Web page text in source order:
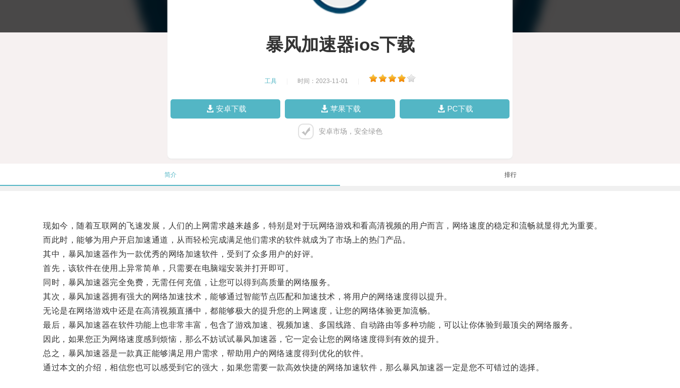
暴风加速器ios下载
工具 时间：2023-11-01
安卓下载 苹果下载 PC下载
安卓市场，安全绿色
简介 排行
现如今，随着互联网的飞速发展，人们的上网需求越来越多，特别是对于玩网络游戏和看高清视频的用户而言，网络速度的稳定和流畅就显得尤为重要。
而此时，能够为用户开启加速通道，从而轻松完成满足他们需求的软件就成为了市场上的热门产品。
其中，暴风加速器作为一款优秀的网络加速软件，受到了众多用户的好评。
首先，该软件在使用上异常简单，只需要在电脑端安装并打开即可。
同时，暴风加速器完全免费，无需任何充值，让您可以得到高质量的网络服务。
其次，暴风加速器拥有强大的网络加速技术，能够通过智能节点匹配和加速技术，将用户的网络速度得以提升。
无论是在网络游戏中还是在高清视频直播中，都能够极大的提升您的上网速度，让您的网络体验更加流畅。
最后，暴风加速器在软件功能上也非常丰富，包含了游戏加速、视频加速、多国线路、自动路由等多种功能，可以让你体验到最顶尖的网络服务。
因此，如果您正为网络速度感到烦恼，那么不妨试试暴风加速器，它一定会让您的网络速度得到有效的提升。
总之，暴风加速器是一款真正能够满足用户需求，帮助用户的网络速度得到优化的软件。
通过本文的介绍，相信您也可以感受到它的强大，如果您需要一款高效快捷的网络加速软件，那么暴风加速器一定是您不可错过的选择。